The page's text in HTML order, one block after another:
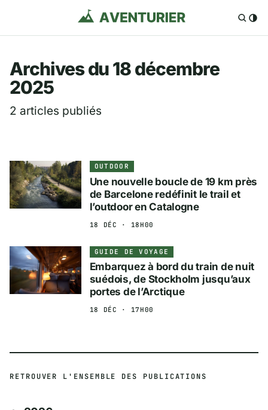
Aventurier.fr —
Archives du 18 décembre
2025
2 articles publiés
OUTDOOR
Une nouvelle boucle de 19 km près
de Barcelone redéfinit le trail et
l’outdoor en Catalogne
18 DÉC · 18H00
GUIDE DE VOYAGE
Embarquez à bord du train de nuit
suédois, de Stockholm jusqu’aux
portes de l’Arctique
18 DÉC · 17H00
RETROUVER L'ENSEMBLE DES PUBLICATIONS